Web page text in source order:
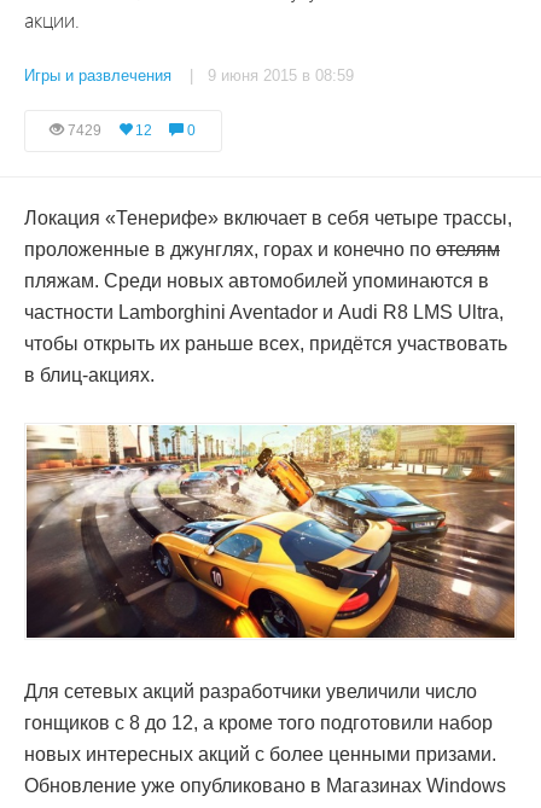
акции.
Игры и развлечения | 9 июня 2015 в 08:59
7429 12 0
Локация «Тенерифе» включает в себя четыре трассы,
проложенные в джунглях, горах и конечно по отелям
пляжам. Среди новых автомобилей упоминаются в
частности Lamborghini Aventador и Audi R8 LMS Ultra,
чтобы открыть их раньше всех, придётся участвовать
в блиц-акциях.
Для сетевых акций разработчики увеличили число
гонщиков с 8 до 12, а кроме того подготовили набор
новых интересных акций с более ценными призами.
Обновление уже опубликовано в Магазинах Windows